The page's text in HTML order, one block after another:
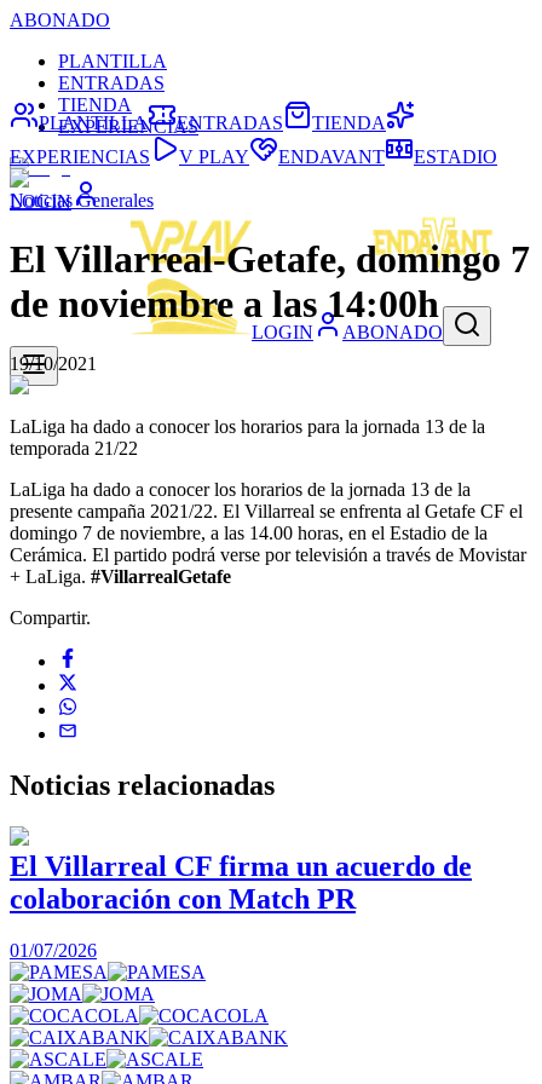
ABONADO
PLANTILLA
ENTRADAS
TIENDA
EXPERIENCIAS
LOGIN
LOGIN ABONADO
PLANTILLA ENTRADAS
TIENDA
EXPERIENCIAS
V PLAY ENDAVANT ESTADIO
Noticias Generales
El Villarreal-Getafe, domingo 7
de noviembre a las 14:00h
19/10/2021
LaLiga ha dado a conocer los horarios para la jornada 13 de la
temporada 21/22
LaLiga ha dado a conocer los horarios de la jornada 13 de la
presente campaña 2021/22. El Villarreal se enfrenta al Getafe CF el
domingo 7 de noviembre, a las 14.00 horas, en el Estadio de la
Cerámica. El partido podrá verse por televisión a través de Movistar
+ LaLiga. #VillarrealGetafe
Compartir.
Noticias relacionadas
El Villarreal CF firma un acuerdo de
colaboración con Match PR
01/07/2026